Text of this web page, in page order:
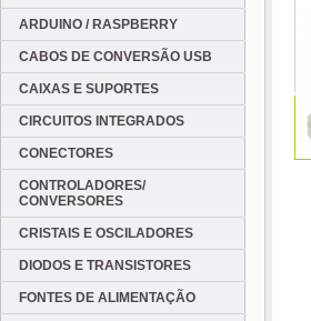
ARDUINO / RASPBERRY
CABOS DE CONVERSÃO USB
CAIXAS E SUPORTES
CIRCUITOS INTEGRADOS
CONECTORES
CONTROLADORES/
CONVERSORES
CRISTAIS E OSCILADORES
DIODOS E TRANSISTORES
FONTES DE ALIMENTAÇÃO